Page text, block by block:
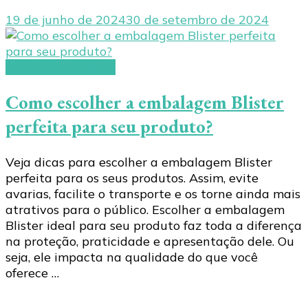
19 de junho de 202430 de setembro de 2024
Como escolher a embalagem Blister
perfeita para seu produto?
Veja dicas para escolher a embalagem Blister
perfeita para os seus produtos. Assim, evite
avarias, facilite o transporte e os torne ainda mais
atrativos para o público. Escolher a embalagem
Blister ideal para seu produto faz toda a diferença
na proteção, praticidade e apresentação dele. Ou
seja, ele impacta na qualidade do que você
oferece …